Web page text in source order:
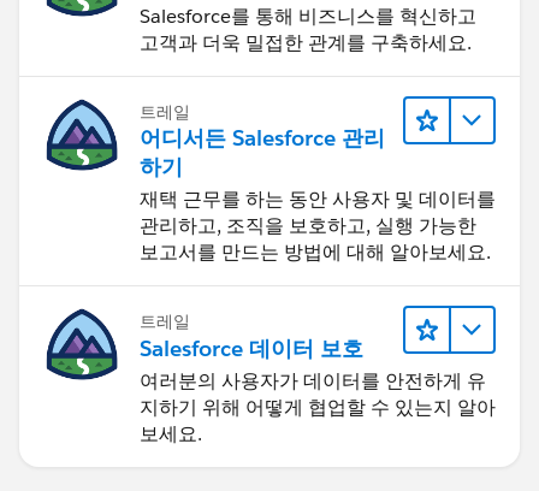
Salesforce를 통해 비즈니스를 혁신하고
고객과 더욱 밀접한 관계를 구축하세요.
트레일
어디서든 Salesforce 관리
하기
재택 근무를 하는 동안 사용자 및 데이터를
관리하고, 조직을 보호하고, 실행 가능한
보고서를 만드는 방법에 대해 알아보세요.
트레일
Salesforce 데이터 보호
여러분의 사용자가 데이터를 안전하게 유
지하기 위해 어떻게 협업할 수 있는지 알아
보세요.